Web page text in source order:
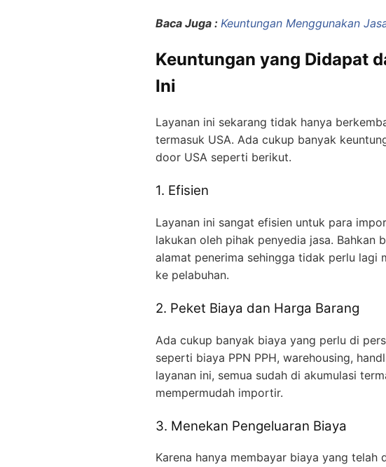
Baca Juga : Keuntungan Menggunakan
Keuntungan yang Didapat
Ini
Layanan ini sekarang tidak hanya
termasuk USA. Ada cukup banyak
door USA seperti berikut.
1. Efisien
Layanan ini sangat efisien untuk para
lakukan oleh pihak penyedia jasa. Bahkan
alamat penerima sehingga tidak perlu lagi
ke pelabuhan.
2. Peket Biaya dan Harga Barang
Ada cukup banyak biaya yang perlu di
seperti biaya PPN PPH, warehousing,
layanan ini, semua sudah di akumulasi
mempermudah importir.
3. Menekan Pengeluaran Biaya
Karena hanya membayar biaya yang telah